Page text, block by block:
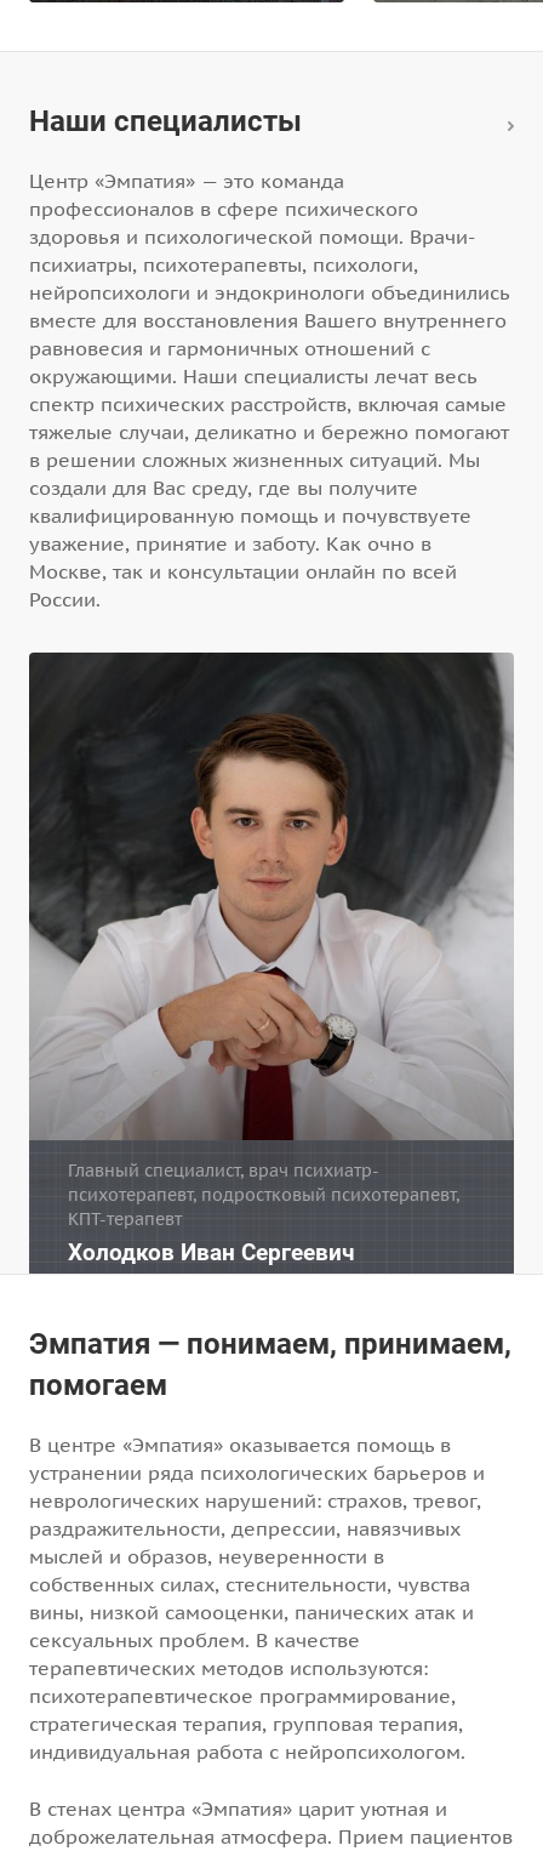
Наши специалисты
Центр «Эмпатия» — это команда
профессионалов в сфере психического
здоровья и психологической помощи. Врачи-
психиатры, психотерапевты, психологи,
нейропсихологи и эндокринологи объединились
вместе для восстановления Вашего внутреннего
равновесия и гармоничных отношений с
окружающими. Наши специалисты лечат весь
спектр психических расстройств, включая самые
тяжелые случаи, деликатно и бережно помогают
в решении сложных жизненных ситуаций. Мы
создали для Вас среду, где вы получите
квалифицированную помощь и почувствуете
уважение, принятие и заботу. Как очно в
Москве, так и консультации онлайн по всей
России.
Главный специалист, врач психиатр-
психотерапевт, подростковый психотерапевт,
КПТ-терапевт
Холодков Иван Сергеевич
Эмпатия — понимаем, принимаем,
помогаем
В центре «Эмпатия» оказывается помощь в
устранении ряда психологических барьеров и
неврологических нарушений: страхов, тревог,
раздражительности, депрессии, навязчивых
мыслей и образов, неуверенности в
собственных силах, стеснительности, чувства
вины, низкой самооценки, панических атак и
сексуальных проблем. В качестве
терапевтических методов используются:
психотерапевтическое программирование,
стратегическая терапия, групповая терапия,
индивидуальная работа с нейропсихологом.
В стенах центра «Эмпатия» царит уютная и
доброжелательная атмосфера. Прием пациентов